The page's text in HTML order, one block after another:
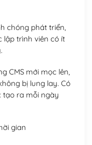
chóng phát triển,
lập trình viên có ít
CMS mới mọc lên,
bị lung lay. Có
ra mỗi ngày
gian